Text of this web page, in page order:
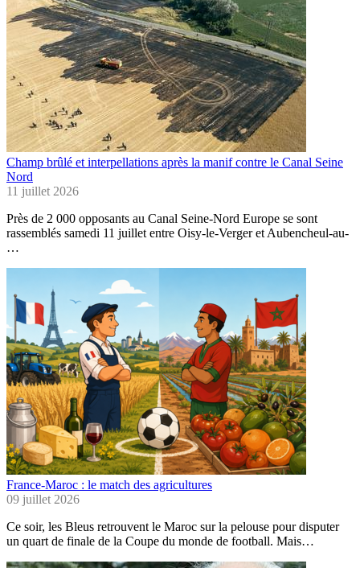
Champ brûlé et interpellations après la manif contre le Canal Seine
Nord
11 juillet 2026
Près de 2 000 opposants au Canal Seine-Nord Europe se sont
rassemblés samedi 11 juillet entre Oisy-le-Verger et Aubencheul-au-
…
France-Maroc : le match des agricultures
09 juillet 2026
Ce soir, les Bleus retrouvent le Maroc sur la pelouse pour disputer
un quart de finale de la Coupe du monde de football. Mais…